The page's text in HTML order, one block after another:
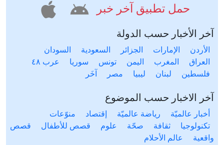
حمل تطبيق آخر خبر
آخر الأخبار حسب الدولة
الأردن الإمارات الجزائر السعودية
السودان
العراق
المغرب اليمن تونس سوريا
عرب ٤٨
فلسطين
لبنان ليبيا مصر آخَر
آخر الاخبار حسب الموضوع
أخبار عالميّة رياضة عالميّة إقتصاد
منوّعات
تكنولوجيا
ثقافة صحّة علوم قصص للأطفال
قصص
واقعية
عالم الأحلام